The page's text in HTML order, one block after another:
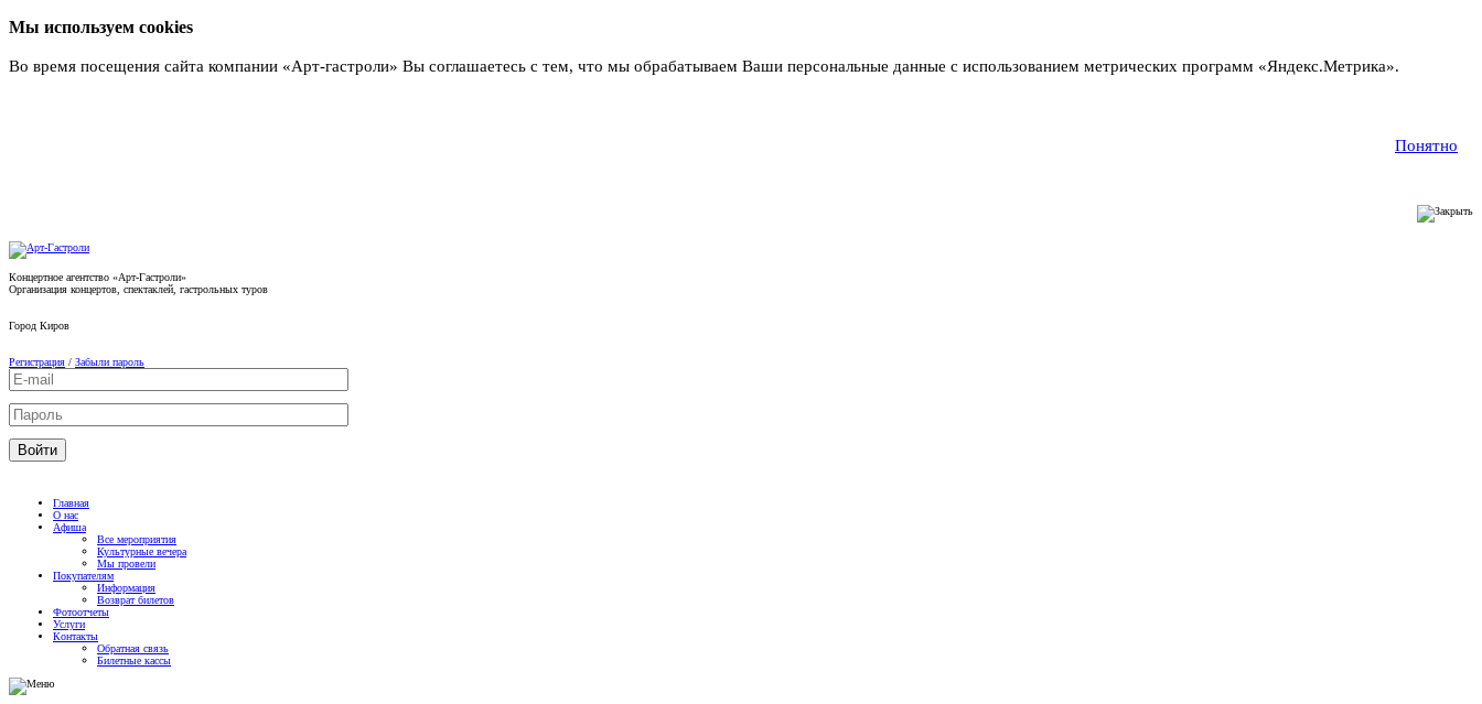
Мы используем cookies
Во время посещения сайта компании «Арт-гастроли» Вы соглашаетесь с тем, что мы обрабатываем Ваши персональные данные с использованием метрических программ «Яндекс.Метрика».
Понятно
Концертное агентство «Арт-Гастроли»
Организация концертов, спектаклей, гастрольных туров
Город Киров
Регистрация / Забыли пароль
Главная
О нас
Афиша
Все мероприятия
Культурные вечера
Мы провели
Покупателям
Информация
Возврат билетов
Фотоотчеты
Услуги
Контакты
Обратная связь
Билетные кассы